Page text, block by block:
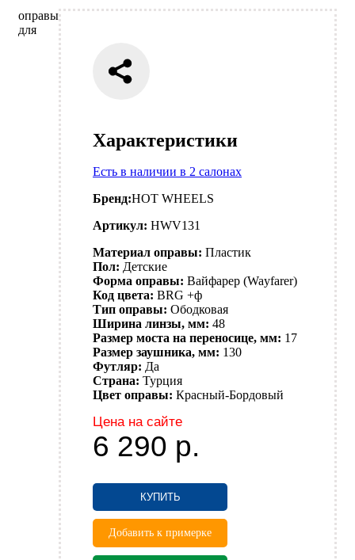
Характеристики
Есть в наличии в 2 салонах
Бренд:HOT WHEELS
Артикул: HWV131
Материал оправы: Пластик
Пол: Детские
Форма оправы: Вайфарер (Wayfarer)
Код цвета: BRG +ф
Тип оправы: Ободковая
Ширина линзы, мм: 48
Размер моста на переносице, мм: 17
Размер заушника, мм: 130
Футляр: Да
Страна: Турция
Цвет оправы: Красный-Бордовый
Цена на сайте
6 290 р.
КУПИТЬ
Добавить к примерке
оправы
для